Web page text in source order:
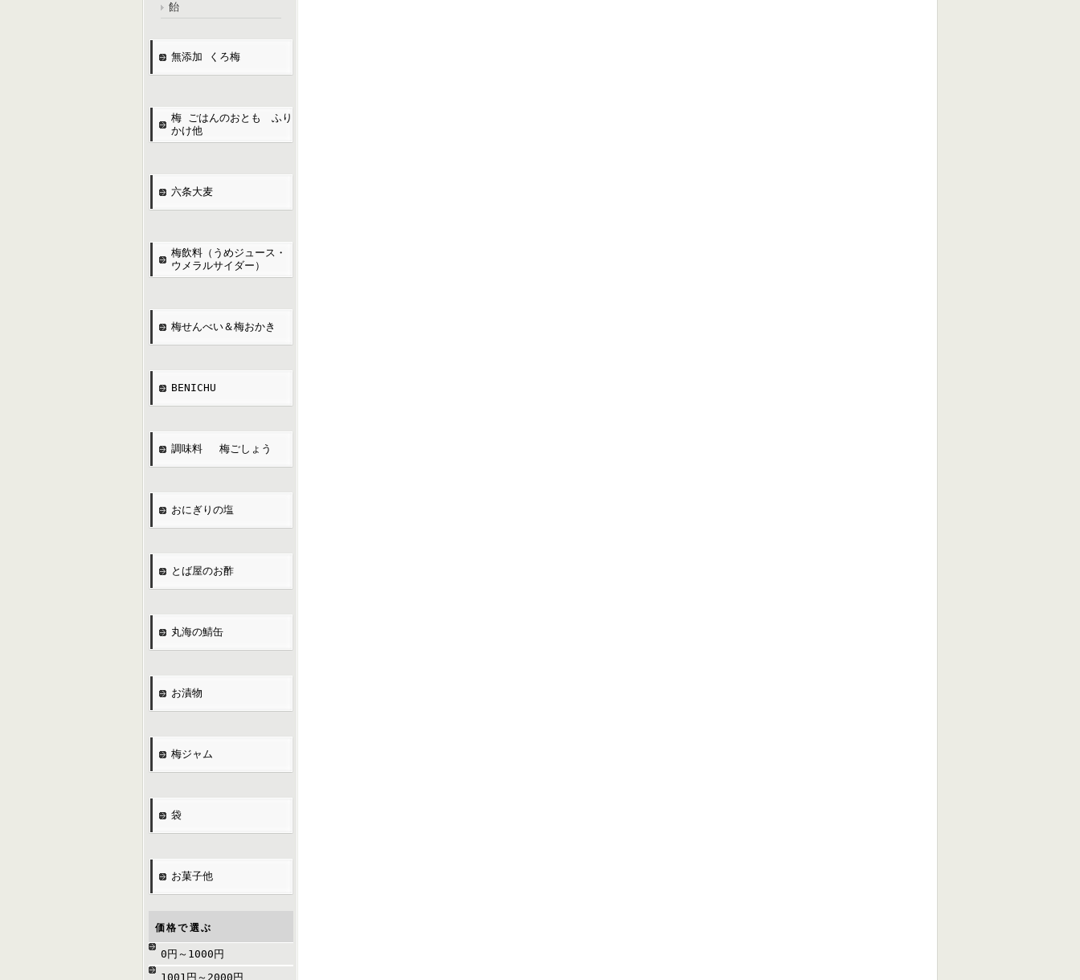
飴
無添加 くろ梅
梅 ごはんのおとも ふり
かけ他
六条大麦
梅飲料（うめジュース・
ウメラルサイダー）
梅せんべい＆梅おかき
BENICHU
調味料 梅ごしょう
おにぎりの塩
とば屋のお酢
丸海の鯖缶
お漬物
梅ジャム
袋
お菓子他
価格で選ぶ
0円～1000円
1001円～2000円